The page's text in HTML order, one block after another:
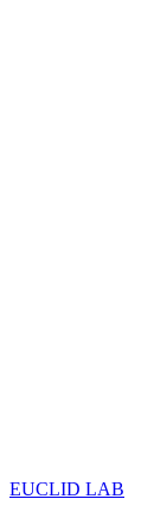
EUCLID LAB